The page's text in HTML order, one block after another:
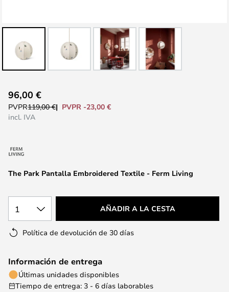
al
comienzo
galería
imágenes
The Park Pantalla Embroidered Textile - Ferm Living
96,00 €
PVPR119,00 €
PVPR -23,00 €
incl. IVA
1 AÑADIR A LA CESTA
Política de devolución de 30 días
Información de entrega
Últimas unidades disponibles
Tiempo de entrega: 3 - 6 días laborables